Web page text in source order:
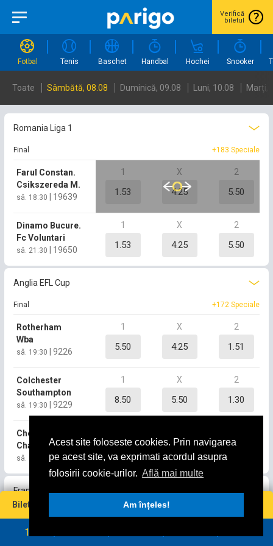
Acest site foloseste cookies. Prin navigarea
pe acest site, va exprimati acordul asupra
folosirii cookie-urilor. Află mai multe
Am înțeles!
Verifică
biletul
Fotbal Tenis Baschet Handbal Hochei Snooker
Toate Sâmbătă, 08.08 Duminică, 09.08 Luni, 10.08 Marţi,
Romania Liga 1
Final +183 Speciale
Farul Constan.
Csikszereda M.
sâ. 18:30 19639
1
1.53
X
4.25
2
5.50
Dinamo Bucure.
Fc Voluntari
sâ. 21:30 19650
1
1.53
X
4.25
2
5.50
Anglia EFL Cup
Final +172 Speciale
Rotherham
Wba
sâ. 19:30 9226
1
5.50
X
4.25
2
1.51
Colchester
Southampton
sâ. 19:30 9229
1
8.50
X
5.50
2
1.30
Cheltenham
Charlton
sâ. 19:30 |9238 4.50 3.80
Franta Ligue 2
Boulogne
1 X 2
Bilet virtual 0
1